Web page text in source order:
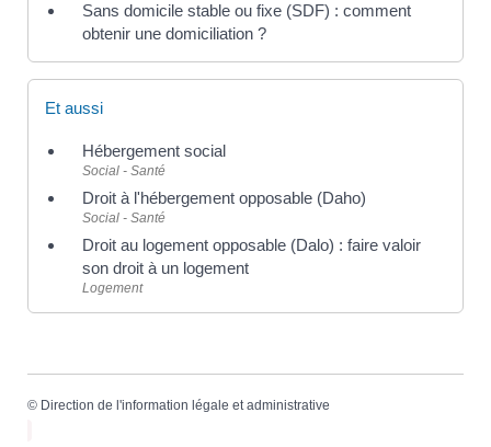
Sans domicile stable ou fixe (SDF) : comment
obtenir une domiciliation ?
Et aussi
Hébergement social
Social - Santé
Droit à l'hébergement opposable (Daho)
Social - Santé
Droit au logement opposable (Dalo) : faire valoir
son droit à un logement
Logement
© Direction de l'information légale et administrative